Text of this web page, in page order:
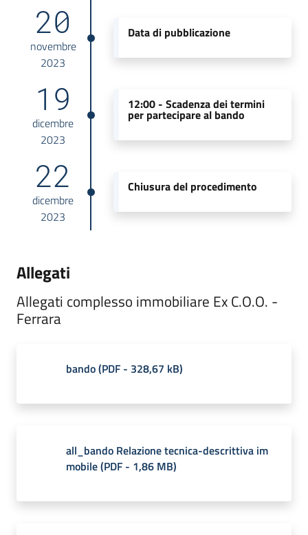
20
novembre
2023
Data di pubblicazione
19
dicembre
2023
12:00 - Scadenza dei termini
per partecipare al bando
22
dicembre
2023
Chiusura del procedimento
Allegati
Allegati complesso immobiliare Ex C.O.O. -
Ferrara
bando(PDF - 328,67 kB)
all_bando Relazione tecnica-descrittiva im
mobile(PDF - 1,86 MB)